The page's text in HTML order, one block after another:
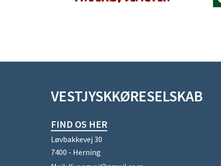
VESTJYSKKØRESELSKAB
FIND OS HER
Løvbakkevej 30
7400 - Herning